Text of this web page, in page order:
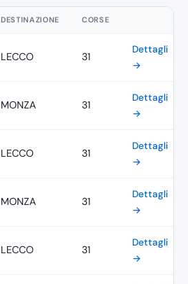
DESTINAZIONE CORSE
LECCO 31
Dettagli
→
MONZA 31
Dettagli
→
LECCO 31
Dettagli
→
MONZA 31
Dettagli
→
LECCO 31
Dettagli
→